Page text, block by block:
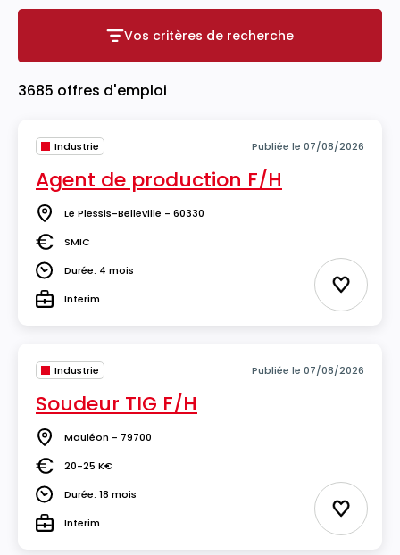
Vos critères de recherche
Vos critères de recherche
3685 offres d'emploi
Industrie Publiée le 07/08/2026
Agent de production F/H
Lieu Le Plessis-Belleville - 60330
Salaire
SMIC
DuréeDurée: 4 mois
TypeInterim Ajouter
Industrie Publiée le 07/08/2026
Soudeur TIG F/H
Lieu Mauléon - 79700
Salaire20-25 K€
DuréeDurée: 18 mois
TypeInterim Ajouter